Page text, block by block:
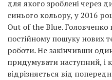
для якого зроблені через
синього кольору, у 2016
Out of the Blue. Головченко
постійному пошуку нових
роботи. Не закінчивши
придумувати наступний, і
відрізняється від